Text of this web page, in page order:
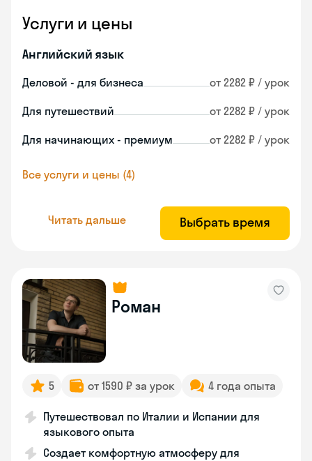
Услуги и цены
Английский язык
Деловой - для бизнеса от 2282 ₽ / урок
Для путешествий от 2282 ₽ / урок
Для начинающих - премиум от 2282 ₽ / урок
Все услуги и цены (4)
Читать дальше Выбрать время
Роман
5 от 1590 ₽ за урок 4 года опыта
Путешествовал по Италии и Испании для
языкового опыта
Создает комфортную атмосферу для